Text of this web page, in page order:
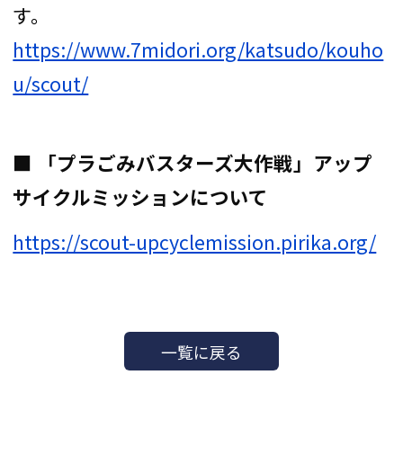
す。
https://www.7midori.org/katsudo/kouho
u/scout/
■ 「プラごみバスターズ大作戦」アップ
サイクルミッションについて
https://scout-upcyclemission.pirika.org/
一覧に戻る